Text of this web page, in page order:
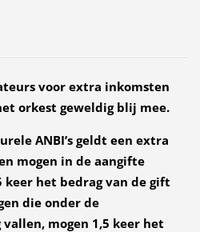
voor extra inkomsten
orkest geweldig blij mee.
ANBI’s geldt een extra
mogen in de aangifte
keer het bedrag van de gift
die onder de
mogen 1,5 keer het